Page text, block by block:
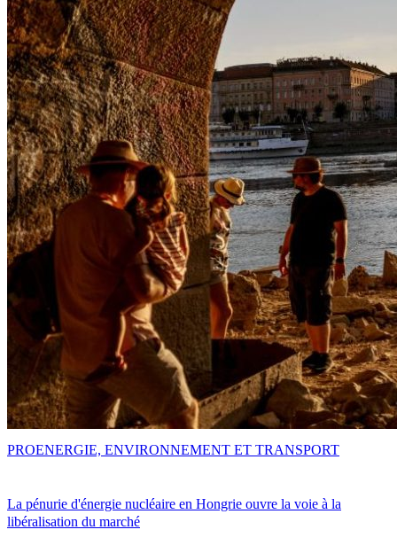
La pénurie d'énergie nucléaire en Hongrie ouvre la voie à la
libéralisation du marché
PROENERGIE, ENVIRONNEMENT ET TRANSPORT